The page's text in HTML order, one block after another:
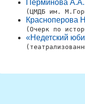
Перминова
(ЦМДБ им.
Красноперова
(Очерк по
«Недетский